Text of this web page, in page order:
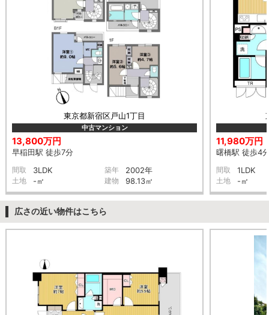
東京都新宿区戸山1丁目
中古マンション
13,800万円
早稲田駅 徒歩7分
間取 3LDK 築年 2002年
土地 -㎡ 建物 98.13㎡
11,980万円
曙橋駅 徒歩4
間取 1LDK
土地 -㎡
広さの近い物件はこちら